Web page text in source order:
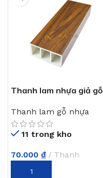
Thanh lam nhựa giả gỗ
Thanh lam gỗ nhựa
11 trong kho
70.000 ₫ Thanh